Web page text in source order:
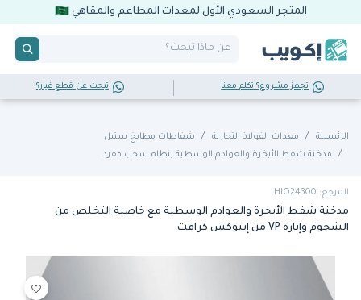
المتجر السعودي الأول لمعدات المطاعم والمقاهي
تجهز مشروع؟ تكلم معنا تبحث عن قطع غيار؟
الرئيسية معدات الفولاذ التجارية
شفاطات مطابخ ستيل
مدخنة شفط الأبخرة والعوادم الوسطية بنظام سحب مفرد
المرجع: HIO24300
مدخنة شفط الأبخرة والعوادم الوسطية مع خاصية التخلص من
الشحوم وإنارة VP من إينوكس كرافت